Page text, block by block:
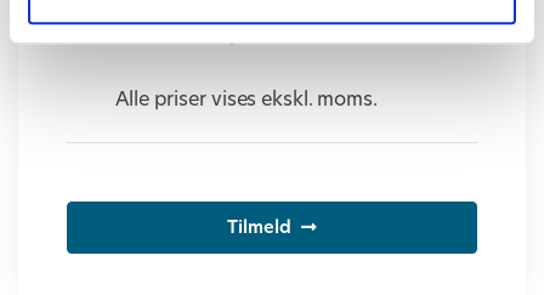
Alle priser vises ekskl. moms.
Tilmeld